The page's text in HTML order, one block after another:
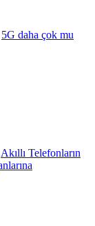
5G daha çok mu
Akıllı Telefonların